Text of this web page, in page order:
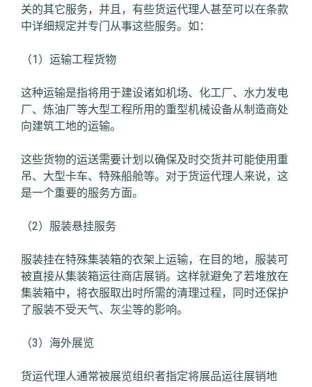
关的其它服务，并且，有些货运代理人甚至可以在条款
中详细规定并专门从事这些服务。如：
（1）运输工程货物
这种运输是指将用于建设诸如机场、化工厂、水力发电
厂、炼油厂等大型工程所用的重型机械设备从制造商处
向建筑工地的运输。
这些货物的运送需要计划以确保及时交货并可能使用重
吊、大型卡车、特殊船舱等。对于货运代理人来说，这
是一个重要的服务方面。
（2）服装悬挂服务
服装挂在特殊集装箱的衣架上运输，在目的地，服装可
被直接从集装箱运往商店展销。这样就避免了若堆放在
集装箱中，将衣服取出时所需的清理过程，同时还保护
了服装不受天气、灰尘等的影响。
（3）海外展览
货运代理人通常被展览组织者指定将展品运往展销地